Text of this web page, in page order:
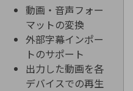
動画・音声フォー
マットの変換
外部字幕インポー
トのサポート
出力した動画を各
デバイスでの再生